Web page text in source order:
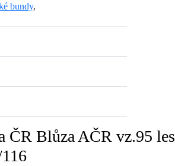
bundy,
ČR Blůza AČR vz.95